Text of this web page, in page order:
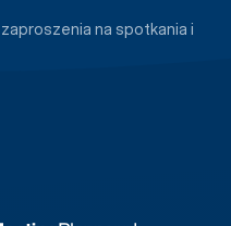
na spotkania i